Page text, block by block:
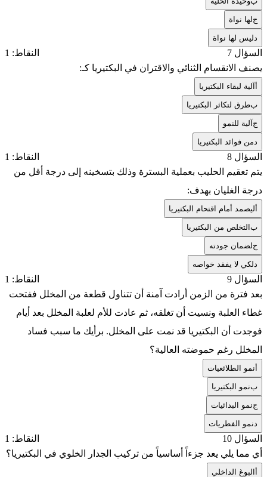
جلها نواة
ليس لها نواة
السؤال 7
النقاط: 1
يصنف الانقسام الثنائي والاقتران في البكتيريا كـ:
آلية لبقاء البكتيريا
بطرق لتكاثر البكتيريا
جآلية للنمو
من فوائد البكتيريا
السؤال 8
النقاط: 1
يتم تعقيم الحليب بعملية البسترة وذلك بتسخينه إلى درجة أقل من
درجة الغليان بهدف:
ليصمد أمام اقتحام البكتيريا
بالتخلص من البكتيريا
جلضمان جودته
لكي لا يفقد خواصه
السؤال 9
النقاط: 1
بعد فترة من الزمن أرادت آمنة أن تتناول قطعة من المخلل ففتحت
غطاء العلبة ونسيت أن تغلقه، ثم عادت للأم لعلبة المخلل بعد أيام
فوجدت أن البكتيريا قد نمت على المخلل. برأيك ما سبب فساد
المخلل رغم حموضته العالية؟
نمو الطلائعيات
بنمو البكتيريا
جنمو البدائيات
نمو الفطريات
السؤال 10
النقاط: 1
أي مما يلي يعد جزءاً أساسياً من تركيب الجدار الخلوي في البكتيريا؟
البوغ الداخلي